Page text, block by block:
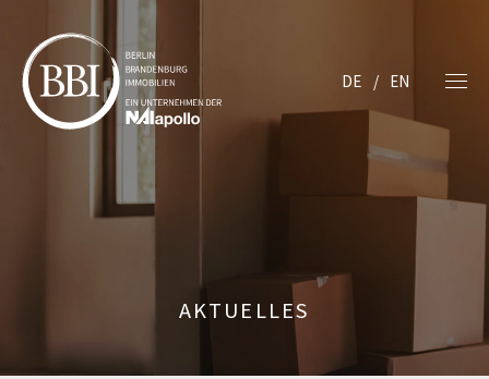
DE EN
AKTUELLES